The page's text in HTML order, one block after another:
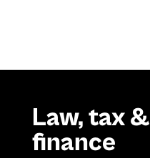
Law, tax &
finance